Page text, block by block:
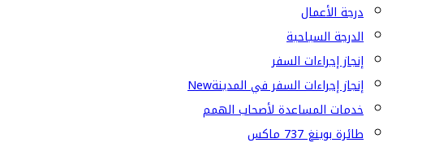
درجة الأعمال
الدرجة السياحية
إنجاز إجراءات السفر
إنجاز إجراءات السفر في المدينةNew
خدمات المساعدة لأصحاب الهمم
طائرة بوينغ 737 ماكس